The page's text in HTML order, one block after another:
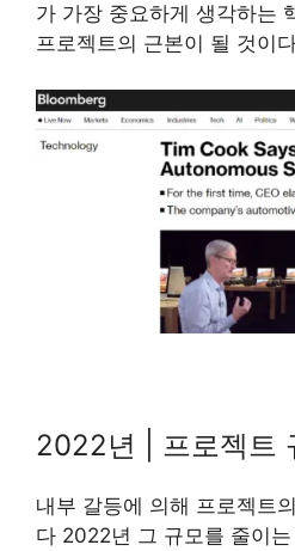
가 가장 중요하게 생각하는
프로젝트의 근본이 될 것이
2022년 | 프로젝트
내부 갈등에 의해 프로젝트
다 2022년 그 규모를 줄이